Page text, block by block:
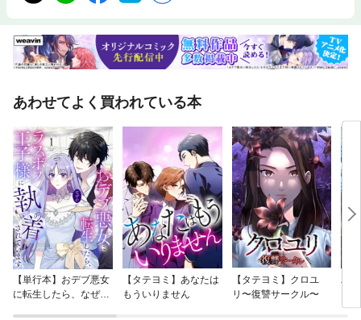
あわせてよく買われている本
【単行本】おデブ悪女
に転生したら、なぜか
【タテヨミ】あなたは
もういりません
【タテヨミ】クロユ
リ〜復讐サークル〜
バ
今